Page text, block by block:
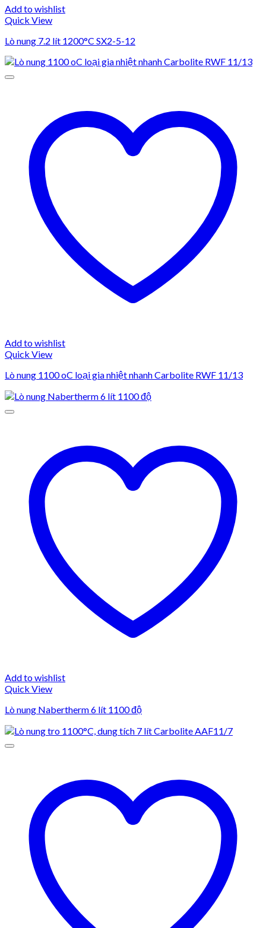
Add to wishlist
Quick View
Lò nung 7.2 lít 1200°C SX2-5-12
Add to wishlist
Quick View
Lò nung 1100 oC loại gia nhiệt nhanh Carbolite RWF 11/13
Add to wishlist
Quick View
Lò nung Nabertherm 6 lít 1100 độ